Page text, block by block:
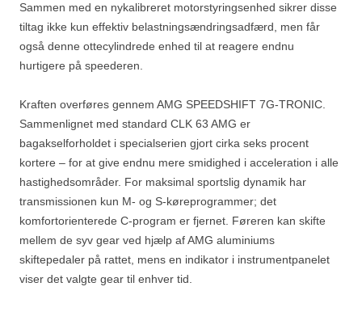
Sammen med en nykalibreret motorstyringsenhed sikrer disse
tiltag ikke kun effektiv belastningsændringsadfærd, men får
også denne ottecylindrede enhed til at reagere endnu
hurtigere på speederen.
Kraften overføres gennem AMG SPEEDSHIFT 7G-TRONIC.
Sammenlignet med standard CLK 63 AMG er
bagakselforholdet i specialserien gjort cirka seks procent
kortere – for at give endnu mere smidighed i acceleration i alle
hastighedsområder. For maksimal sportslig dynamik har
transmissionen kun M- og S-køreprogrammer; det
komfortorienterede C-program er fjernet. Føreren kan skifte
mellem de syv gear ved hjælp af AMG aluminiums
skiftepedaler på rattet, mens en indikator i instrumentpanelet
viser det valgte gear til enhver tid.